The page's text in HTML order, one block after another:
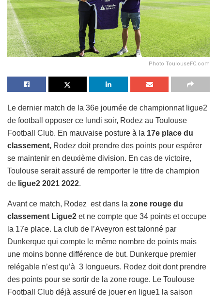
Photo ToulouseFC.com
Le dernier match de la 36e journée de championnat ligue2
de football opposer ce lundi soir, Rodez au Toulouse
Football Club. En mauvaise posture à la 17e place du
classement, Rodez doit prendre des points pour espérer
se maintenir en deuxième division. En cas de victoire,
Toulouse serait assuré de remporter le titre de champion
de ligue2 2021 2022.
Avant ce match, Rodez est dans la zone rouge du
classement Ligue2 et ne compte que 34 points et occupe
la 17e place. La club de l’Aveyron est talonné par
Dunkerque qui compte le même nombre de points mais
une moins bonne différence de but. Dunkerque premier
relégable n’est qu’à 3 longueurs. Rodez doit dont prendre
des points pour se sortir de la zone rouge. Le Toulouse
Football Club déjà assuré de jouer en ligue1 la saison